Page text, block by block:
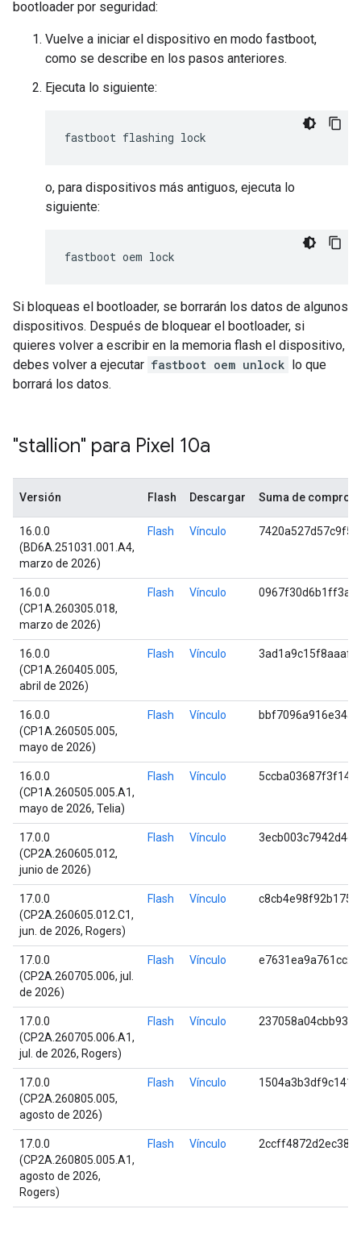
bootloader por seguridad:
Vuelve a iniciar el dispositivo en modo fastboot,
como se describe en los pasos anteriores.
Ejecuta lo siguiente:
o, para dispositivos más antiguos, ejecuta lo
siguiente:
Si bloqueas el bootloader, se borrarán los datos de algunos
dispositivos. Después de bloquear el bootloader, si
quieres volver a escribir en la memoria flash el dispositivo,
debes volver a ejecutar fastboot oem unlock lo que
borrará los datos.
"stallion" para Pixel 10a
Versión Flash Descargar Suma de
16.0.0
(BD6A.251031.001.A4,
marzo de 2026)
Flash Vínculo
16.0.0
(CP1A.260305.018,
marzo de 2026)
Flash Vínculo
16.0.0
(CP1A.260405.005,
abril de 2026)
Flash Vínculo
16.0.0
(CP1A.260505.005,
mayo de 2026)
Flash Vínculo
16.0.0
(CP1A.260505.005.A1,
mayo de 2026, Telia)
Flash Vínculo
17.0.0
(CP2A.260605.012,
junio de 2026)
Flash Vínculo
17.0.0
(CP2A.260605.012.C1,
jun. de 2026, Rogers)
Flash Vínculo
17.0.0
(CP2A.260705.006, jul.
de 2026)
Flash Vínculo
17.0.0
(CP2A.260705.006.A1,
jul. de 2026, Rogers)
Flash Vínculo
17.0.0
(CP2A.260805.005,
agosto de 2026)
Flash Vínculo
17.0.0
(CP2A.260805.005.A1,
agosto de 2026,
Rogers)
Flash Vínculo